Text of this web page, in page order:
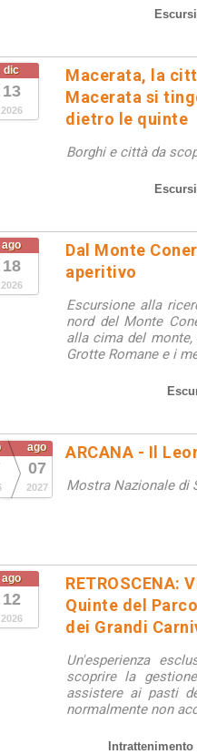
dic
13
2026
Macerata, la
Macerata si
dietro le quinte
Borghi e città da
ago
18
2026
Dal Monte
aperitivo
Escursione alla
nord del Monte
alla cima del monte,
Grotte Romane e i
ago
07
2027
ARCANA - Il
Mostra Nazionale di
ago
12
2026
RETROSCENA:
Quinte del
dei Grandi
Un'esperienza
scoprire la
assistere ai pasti
normalmente non
Intrattenimento